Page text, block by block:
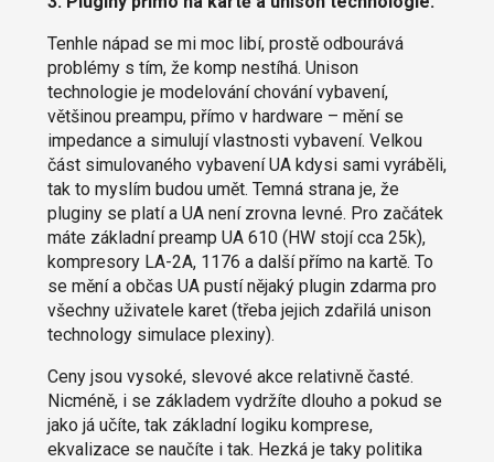
Tenhle nápad se mi moc libí, prostě odbourává
problémy s tím, že komp nestíhá. Unison
technologie je modelování chování vybavení,
většinou preampu, přímo v hardware – mění se
impedance a simulují vlastnosti vybavení. Velkou
část simulovaného vybavení UA kdysi sami vyráběli,
tak to myslím budou umět. Temná strana je, že
pluginy se platí a UA není zrovna levné. Pro začátek
máte základní preamp UA 610 (HW stojí cca 25k),
kompresory LA-2A, 1176 a další přímo na kartě. To
se mění a občas UA pustí nějaký plugin zdarma pro
všechny uživatele karet (třeba jejich zdařilá unison
technology simulace plexiny).
Ceny jsou vysoké, slevové akce relativně časté.
Nicméně, i se základem vydržíte dlouho a pokud se
jako já učíte, tak základní logiku komprese,
ekvalizace se naučíte i tak. Hezká je taky politika